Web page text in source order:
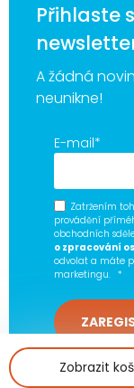
Zobrazit
Přihlaste
A žádná
neunikne!
E-mail*
Zatržením
provádění
obchodních
o zpracování
odvolat a máte
marketingu. *